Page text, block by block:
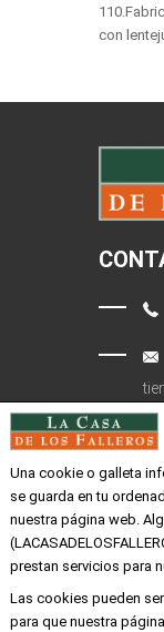
con
Aviso
Una cookie o galleta
se guarda en tu
nuestra página web.
prestan servicios para
Las cookies pueden
para que nuestra